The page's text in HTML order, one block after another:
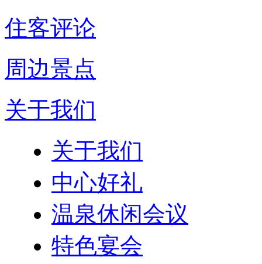
住客评论
周边景点
关于我们
关于我们
中心好礼
温泉休闲会议
特色宴会